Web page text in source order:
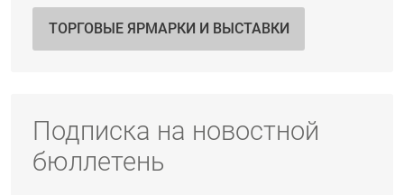
ТОРГОВЫЕ ЯРМАРКИ И ВЫСТАВКИ
Подписка на новостной
бюллетень